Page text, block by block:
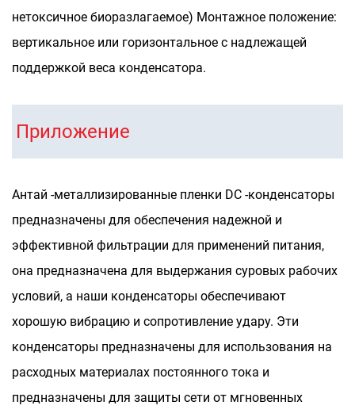
нетоксичное биоразлагаемое) Монтажное положение:
вертикальное или горизонтальное с надлежащей
поддержкой веса конденсатора.
Приложение
Антай -металлизированные пленки DC -конденсаторы
предназначены для обеспечения надежной и
эффективной фильтрации для применений питания,
она предназначена для выдержания суровых рабочих
условий, а наши конденсаторы обеспечивают
хорошую вибрацию и сопротивление удару. Эти
конденсаторы предназначены для использования на
расходных материалах постоянного тока и
предназначены для защиты сети от мгновенных